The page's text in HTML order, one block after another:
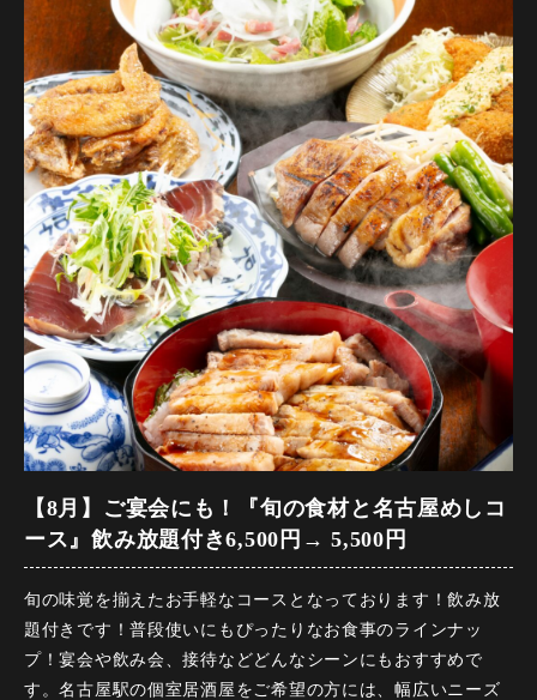
飲み放題のラストオーダーは30分前となっております。
他割引優待、施設利用券併用不可。（祝前日不可）
※「遅割500円オフクーポン」は併用不可
【開催期間】2026年8月1日～2026年11月30日
【来店時間】17時00分～25時00分
【予約期限】前日の23時までにご予約ください
※この内容は仕入れ状況等により変更になる場合がございま
す。（祝前日不可）
※他割引優待、施設利用券併用不可。（祝前日不可）「遅割
500円オフクーポン」は併用不可
※予約のキャンセルは必ず一週間前までにご連絡お願い致し
ます。（祝前日不可）「遅割500円オフクーポン」は併用不可
【コース内容】
歓迎会、各ご宴会に！
ネット予約限定お得なクーポンもございます！
・ゆったり利用 お席3時間（飲み放題延長）クーポン（日～
木限定）など！
【前菜】 名古屋コーチン玉子のうなぎ入り出汁巻き
【鮮魚】 鮮魚のお刺身2種盛り合わせ
【冷菜】夏野菜と生ハムのシーザーサラダ
【焼物】豪華！名古屋コーチンもも肉・知多牛の炭火炙り
【名物】 名古屋コーチン手羽先の唐揚げ
【名物】 名古屋名物 どて味噌串かつ
【名物】 特大エビフライ ～コーチン玉子のタルタルソース
～
【食事】 炭焼き鰻のひつまぶし ～薬味・おだしと供に～
【8月】ご宴会にも！『旬の食材と名古屋めしコ
ース』飲み放題付き6,500円→ 5,500円
旬の味覚を揃えたお手軽なコースとなっております！飲み放
題付きです！普段使いにもぴったりなお食事のラインナッ
プ！宴会や飲み会、接待などどんなシーンにもおすすめで
す。名古屋駅の個室居酒屋をご希望の方には、幅広いニーズ